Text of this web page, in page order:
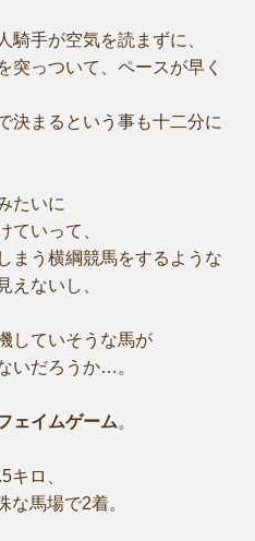
騎手が空気を読まずに、
突っついて、ペースが早く
決まるという事も十二分に
たいに
ていって、
まう横綱競馬をするような
えないし、
していそうな馬が
いだろうか…。
ェイムゲーム。
キロ、
な馬場で2着。